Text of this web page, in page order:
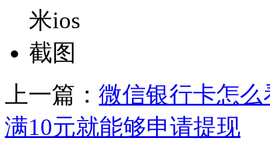
上一篇： 微信银行卡怎
满10元就能够申请提现